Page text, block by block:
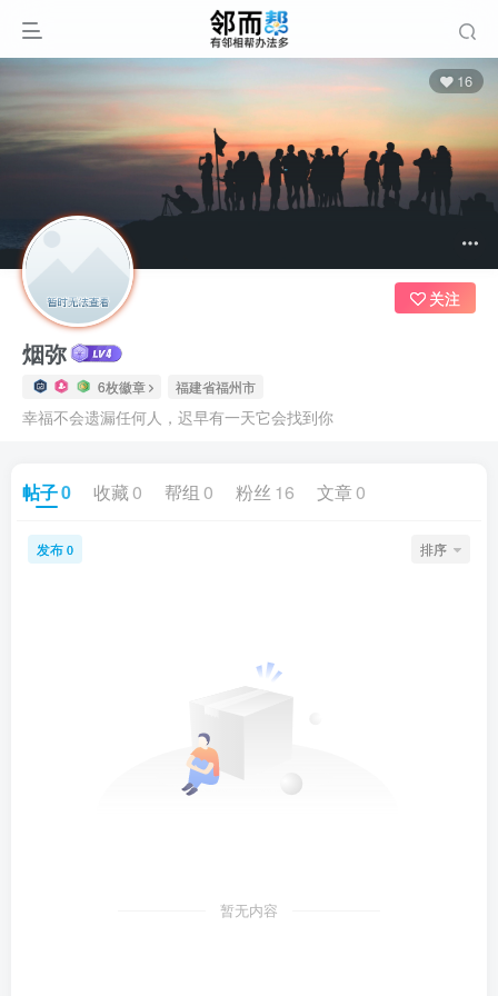
16
烟弥
6枚徽章 福建省福州市
幸福不会遗漏任何人，迟早有一天它会找到你
关注
帖子0 收藏 0 帮组 0 粉丝 16 文章0
发布 0 排序
暂无内容